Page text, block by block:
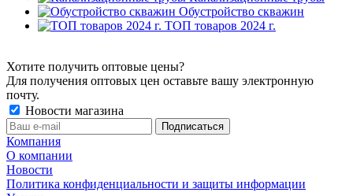
Обустройство скважин
ТОП товаров 2024 г.
Хотите получить оптовые цены?
Для получения оптовых цен оставьте вашу электронную
почту.
Новости магазина
Компания
О компании
Новости
Политика конфиденциальности и защиты информации